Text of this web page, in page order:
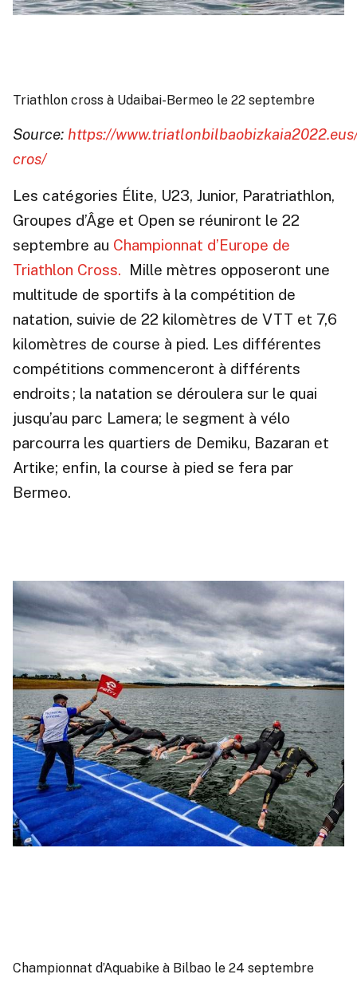
Triathlon cross à Udaibai-Bermeo le 22 septembre
Source: https://
cros/
Les catégories Élite, U23, Junior, Paratriathlon,
Groupes d’Âge et Open se réuniront le 22
septembre au Championnat d’Europe de
Triathlon Cross. Mille mètres opposeront une
multitude de sportifs à la compétition de
natation, suivie de 22 kilomètres de VTT et 7,6
kilomètres de course à pied. Les différentes
compétitions commenceront à différents
endroits ; la natation se déroulera sur le quai
jusqu’au parc Lamera; le segment à vélo
parcourra les quartiers de Demiku, Bazaran et
Artike; enfin, la course à pied se fera par
Bermeo.
Championnat d’Aquabike à Bilbao le 24 septembre